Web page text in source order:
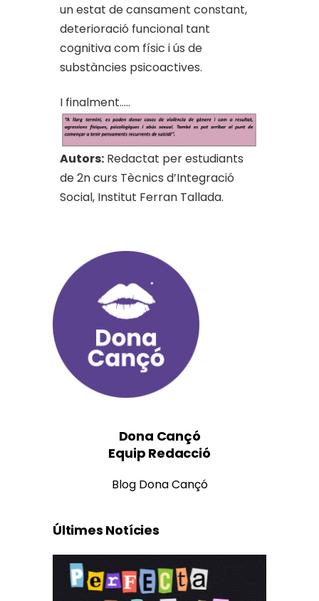
un estat de cansament constant,
deterioració funcional tant
cognitiva com físic i ús de
substàncies psicoactives.
I finalment…..
Autors: Redactat per estudiants
de 2n curs Tècnics d’Integració
Social, Institut Ferran Tallada.
Dona Cançó
Equip Redacció
Blog Dona Cançó
Últimes Notícies